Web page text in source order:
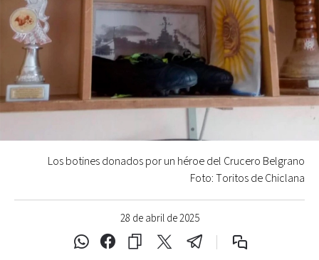
28 de abril de 2025
Los botines donados por un héroe del Crucero Belgrano
Foto: Toritos de Chiclana